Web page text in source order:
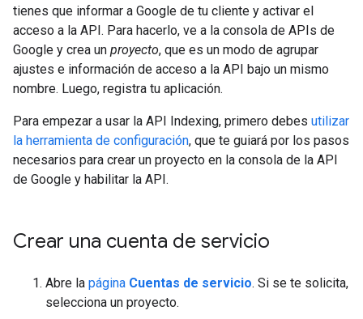
tienes que informar a Google de tu cliente y activar el
acceso a la API. Para hacerlo, ve a la consola de APIs de
Google y crea un proyecto, que es un modo de agrupar
ajustes e información de acceso a la API bajo un mismo
nombre. Luego, registra tu aplicación.
Para empezar a usar la API Indexing, primero debes utilizar
la herramienta de configuración, que te guiará por los pasos
necesarios para crear un proyecto en la consola de la API
de Google y habilitar la API.
Crear una cuenta de servicio
Abre la página Cuentas de servicio. Si se te solicita,
selecciona un proyecto.